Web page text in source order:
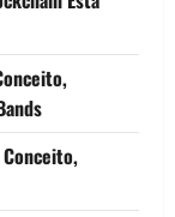
Conceito,